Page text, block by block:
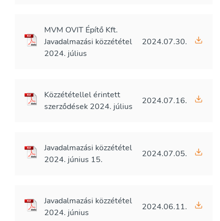
MVM OVIT Építő Kft.
Javadalmazási közzététel
2024. július
2024.07.30.
Közzététellel érintett
szerződések 2024. július
2024.07.16.
Javadalmazási közzététel
2024. június 15.
2024.07.05.
Javadalmazási közzététel
2024. június
2024.06.11.